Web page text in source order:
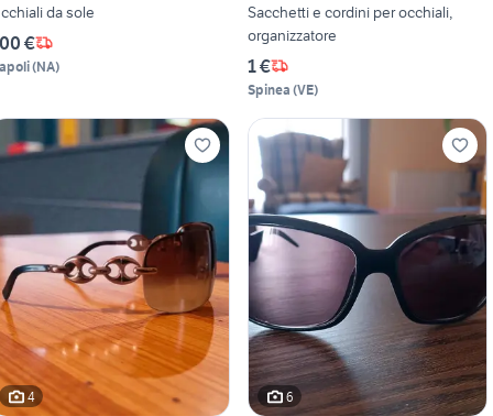
da sole
€
(NA)
Sacchetti e cordini per occhiali,
organizzatore
1 €
Spinea (VE)
4 6